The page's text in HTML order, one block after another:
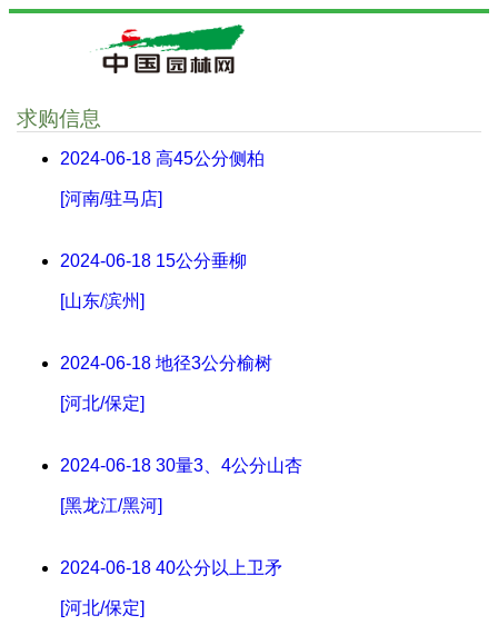
求购信息
2024-06-18 高45公分侧柏
[河南/驻马店]
2024-06-18 15公分垂柳
[山东/滨州]
2024-06-18 地径3公分榆树
[河北/保定]
2024-06-18 30量3、4公分山杏
[黑龙江/黑河]
2024-06-18 40公分以上卫矛
[河北/保定]